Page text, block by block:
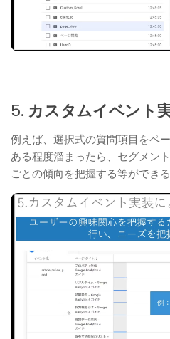
5. カスタムイベント
例えば、選択式の質問項目をペ
ある程度溜まったら、セグメン
ごとの傾向を把握する等ができ